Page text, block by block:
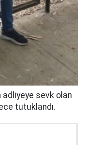
adliyeye sevk olan
tutuklandı.